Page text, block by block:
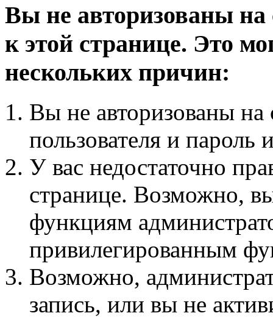
Вы не авторизованы на
к этой странице. Это
нескольких причин:
Вы не авторизованы на
пользователя и пароль
У вас недостаточно
странице. Возможно,
функциям
привилегированным
Возможно,
запись, или вы не